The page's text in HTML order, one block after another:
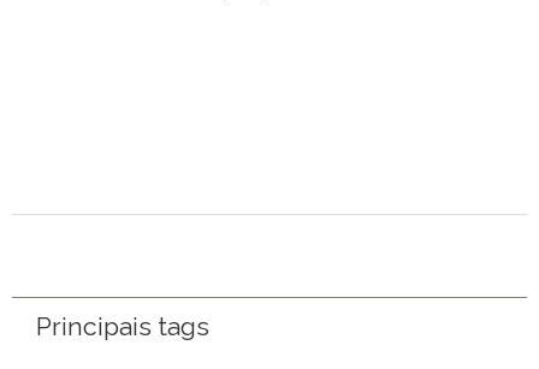
Principais tags